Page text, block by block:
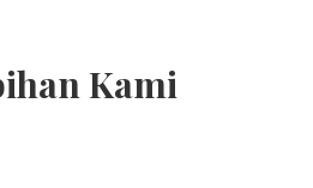
Kami